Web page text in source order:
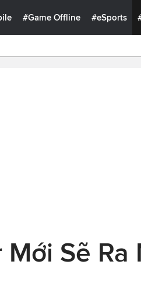
#Game Offline #eSports
Sẽ